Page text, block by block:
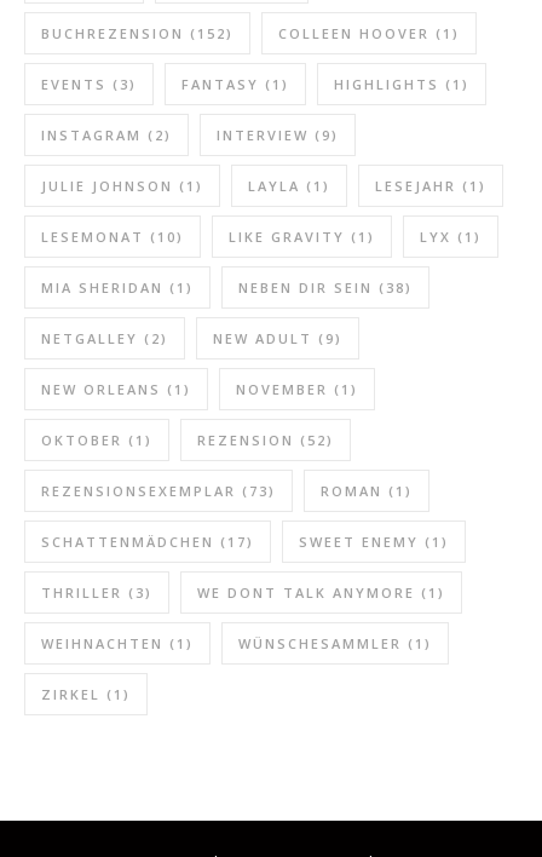
BUCHREZENSION (152) COLLEEN HOOVER (1)
EVENTS (3) FANTASY (1) HIGHLIGHTS (1)
INSTAGRAM (2) INTERVIEW (9)
JULIE JOHNSON (1) LAYLA (1) LESEJAHR (1)
LESEMONAT (10) LIKE GRAVITY (1) LYX (1)
MIA SHERIDAN (1) NEBEN DIR SEIN (38)
NETGALLEY (2) NEW ADULT (9)
NEW ORLEANS (1) NOVEMBER (1)
OKTOBER (1) REZENSION (52)
REZENSIONSEXEMPLAR (73) ROMAN (1)
SCHATTENMÄDCHEN (17) SWEET ENEMY (1)
THRILLER (3) WE DONT TALK ANYMORE (1)
WEIHNACHTEN (1) WÜNSCHESAMMLER (1)
ZIRKEL (1)